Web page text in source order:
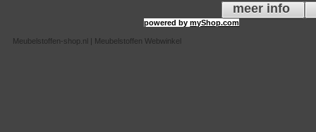
meer info
powered bymyShop.com
Meubelstoffen-shop.nl | Meubelstoffen Webwinkel